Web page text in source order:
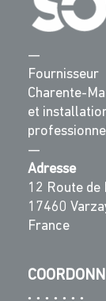
—
Charente-
et
—
Adresse
12 Route de
17460
France